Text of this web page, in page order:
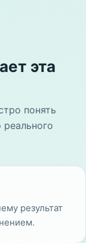
эта
понять
результат